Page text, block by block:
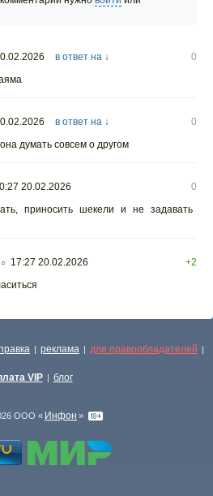
в ответ на ↓
0
в ответ на ↓
0
думать совсем о другом
20.02.2026
0
приносить шекели и не задавать
○ 17:27 20.02.2026
+2
| реклама | для правообладателей |
VIP | блог
ООО « Инфон »